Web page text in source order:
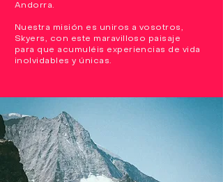
Andorra.
Nuestra misión es uniros a vosotros,
Skyers, con este maravilloso paisaje
para que acumuléis experiencias de vida
inolvidables y únicas.